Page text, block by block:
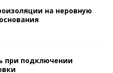
на неровную
при подключении